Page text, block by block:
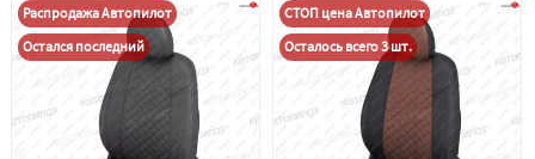
Распродажа Автопилот
Остался последний
СТОП цена Автопилот
Осталось всего 3 шт.